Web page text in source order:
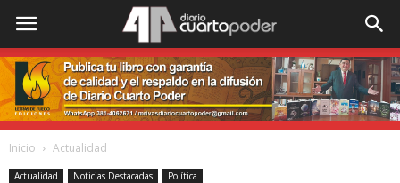
Inicio Actualidad
Actualidad Noticias Destacadas Política